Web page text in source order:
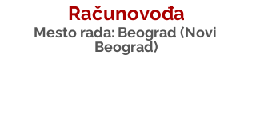
Računovođa
Mesto rada: Beograd (Novi
Beograd)